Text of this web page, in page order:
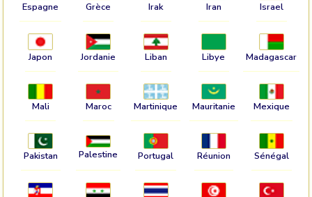
Espagne Grèce Irak Iran Israel
Japon Jordanie Liban Libye Madagascar
Mali Maroc Martinique Mauritanie Mexique
Pakistan Palestine Portugal Réunion Sénégal